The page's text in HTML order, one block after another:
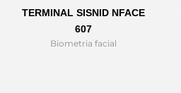
TERMINAL SISNID NFACE
607
Biometria facial